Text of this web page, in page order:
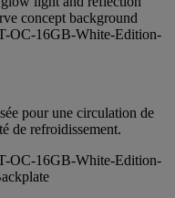
pour une circulation de
de refroidissement.